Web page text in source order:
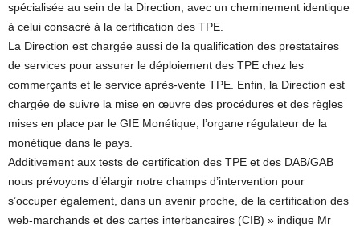
spécialisée au sein de la Direction, avec un cheminement identique
à celui consacré à la certification des TPE.
La Direction est chargée aussi de la qualification des prestataires
de services pour assurer le déploiement des TPE chez les
commerçants et le service après-vente TPE. Enfin, la Direction est
chargée de suivre la mise en œuvre des procédures et des règles
mises en place par le GIE Monétique, l’organe régulateur de la
monétique dans le pays.
Additivement aux tests de certification des TPE et des DAB/GAB
nous prévoyons d’élargir notre champs d’intervention pour
s’occuper également, dans un avenir proche, de la certification des
web-marchands et des cartes interbancaires (CIB) » indique Mr